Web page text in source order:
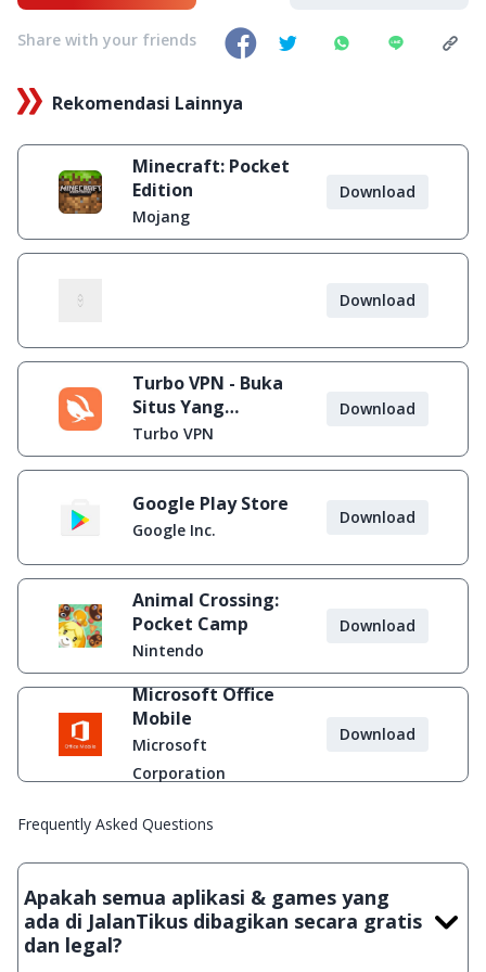
Share with your friends
Rekomendasi Lainnya
Minecraft: Pocket
Edition
Mojang
Download
Download
Turbo VPN - Buka
Situs Yang
Diblokir
Turbo VPN
Download
Google Play Store
Google Inc.
Download
Animal Crossing:
Pocket Camp
Nintendo
Download
Microsoft Office
Mobile
Microsoft
Corporation
Download
Frequently Asked Questions
Apakah semua aplikasi & games yang
ada di JalanTikus dibagikan secara gratis
dan legal?